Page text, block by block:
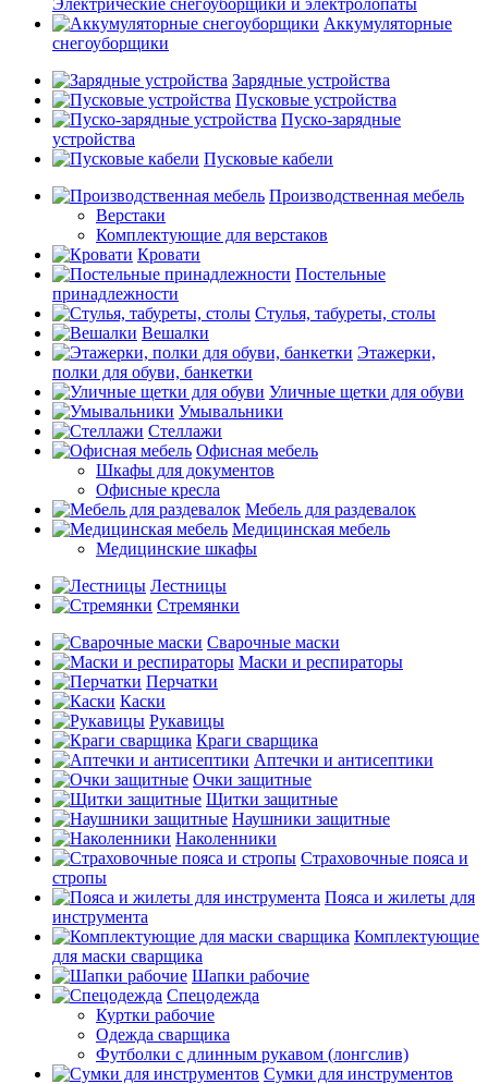
Электрические снегоуборщики и электролопаты
Аккумуляторные
снегоуборщики
Зарядные устройства
Пусковые устройства
Пуско-зарядные
устройства
Пусковые кабели
Производственная мебель
Верстаки
Комплектующие для верстаков
Кровати
Постельные
принадлежности
Стулья, табуреты, столы
Вешалки
Этажерки,
полки для обуви, банкетки
Уличные щетки для обуви
Умывальники
Стеллажи
Офисная мебель
Шкафы для документов
Офисные кресла
Мебель для раздевалок
Медицинская мебель
Медицинские шкафы
Лестницы
Стремянки
Сварочные маски
Маски и респираторы
Перчатки
Каски
Рукавицы
Краги сварщика
Аптечки и антисептики
Очки защитные
Щитки защитные
Наушники защитные
Наколенники
Страховочные пояса и
стропы
Пояса и жилеты для
инструмента
Комплектующие
для маски сварщика
Шапки рабочие
Спецодежда
Куртки рабочие
Одежда сварщика
Футболки с длинным рукавом (лонгслив)
Сумки для инструментов